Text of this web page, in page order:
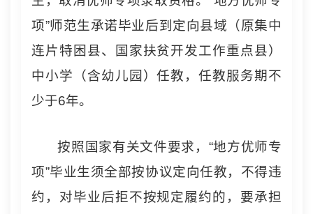
项”师范生承诺毕业后到定向县域（原集中
连片特困县、国家扶贫开发工作重点县）
中小学（含幼儿园）任教，任教服务期不
少于6年。
按照国家有关文件要求，“地方优师专
项”毕业生须全部按协议定向任教，不得违
约，对毕业后拒不按规定履约的，要承担